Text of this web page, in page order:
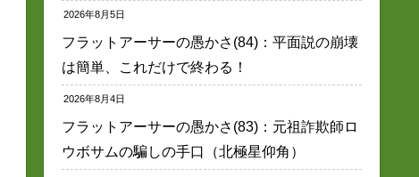
2026年8月5日
フラットアーサーの愚かさ(84)：平面説の崩壊
は簡単、これだけで終わる！
2026年8月4日
フラットアーサーの愚かさ(83)：元祖詐欺師ロ
ウボサムの騙しの手口（北極星仰角）